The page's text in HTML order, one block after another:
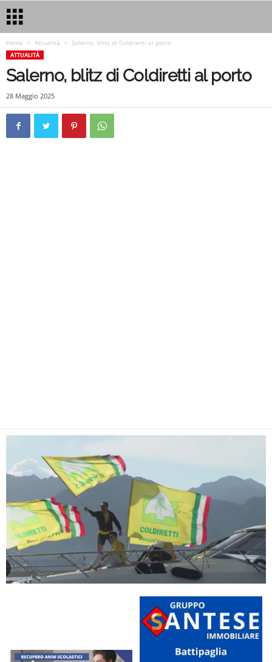
Home Attualità Salerno, blitz di Coldiretti al porto
ATTUALITÀ
Salerno, blitz di Coldiretti al porto
28 Maggio 2025